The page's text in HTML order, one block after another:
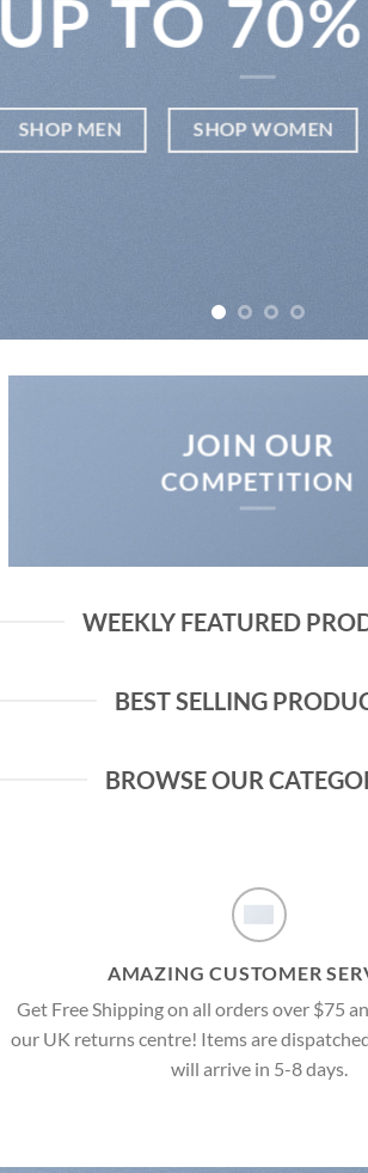
UP TO
SHOP MEN SHOP WOMEN
JOIN OUR
COMPETITION
WEEKLY FEATURED
BEST SELLING
BROWSE OUR
AMAZING CUSTOMER
Get Free Shipping on all orders over $75
our UK returns centre! Items are
will arrive in 5-8 days.